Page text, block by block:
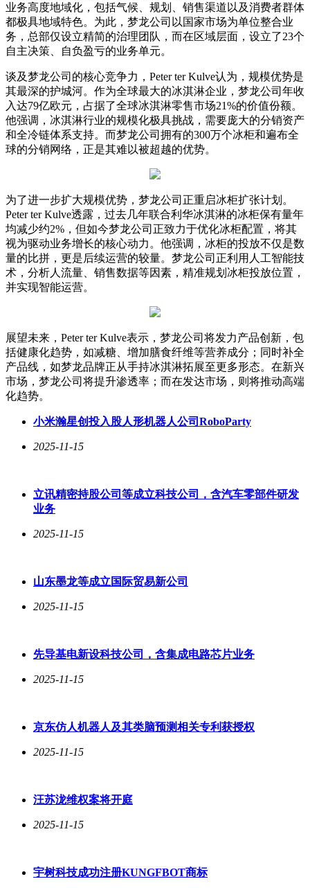
业务高度地域化，包括气候、规划、销售渠道以及消费者群体
都极具地域特色。为此，梦龙公司以国家市场为单位整合业
务，总部仅设立精简的治理团队，而在区域层面，设立了23个
自主决策、自负盈亏的业务单元。
谈及梦龙公司的核心竞争力，Peter ter Kulve认为，规模优势是
其最深的护城河。作为全球最大的冰淇淋企业，梦龙公司年收
入达79亿欧元，占据了全球冰淇淋零售市场21%的价值份额。
他强调，冰淇淋行业的规模化极具挑战，需要庞大的分销资产
和全冷链体系支持。而梦龙公司拥有的300万个冰柜和遍布全
球的分销网络，正是其难以被超越的优势。
为了进一步扩大规模优势，梦龙公司正重启冰柜扩张计划。
Peter ter Kulve透露，过去几年联合利华冰淇淋的冰柜保有量年
均减少约2%，但如今梦龙公司正致力于优化冰柜配置，将其
视为驱动业务增长的核心动力。他强调，冰柜的投放不仅是数
量的比拼，更是后续运营的较量。梦龙公司正利用人工智能技
术，分析人流量、销售数据等因素，精准规划冰柜投放位置，
并实现智能运营。
展望未来，Peter ter Kulve表示，梦龙公司将发力产品创新，包
括健康化趋势，如减糖、增加膳食纤维等营养成分；同时补全
产品线，如梦龙品牌正从手持冰淇淋拓展至更多形态。在新兴
市场，梦龙公司将提升渗透率；而在发达市场，则将推动高端
化趋势。
小米瀚星创投入股人形机器人公司RoboParty
2025-11-15
立讯精密持股公司等成立科技公司，含汽车零部件研发
业务
2025-11-15
山东墨龙等成立国际贸易新公司
2025-11-15
先导基电新设科技公司，含集成电路芯片业务
2025-11-15
京东仿人机器人及其类脑预测相关专利获授权
2025-11-15
汪苏泷维权案将开庭
2025-11-15
宇树科技成功注册KUNGFBOT商标